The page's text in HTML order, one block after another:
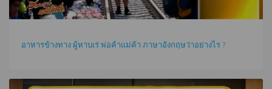
อาหารข้างทาง ผู้หาบเร่ พ่อค้าแม่ค้า ภาษาอังกฤษว่าอย่างไร ?